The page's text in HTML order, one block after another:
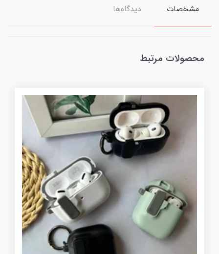
مشخصات دیدگاه‌ها
محصولات مرتبط